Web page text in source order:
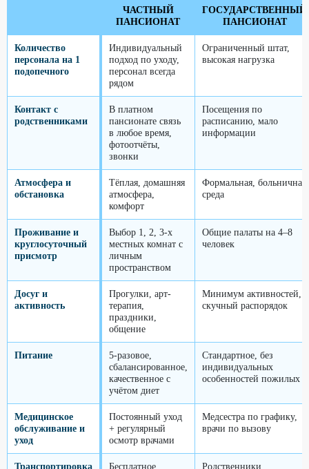
ЧАСТНЫЙ
ПАНСИОНАТ
ГОСУДАРСТВЕННЫЙ
ПАНСИОНАТ
Количество
персонала на 1
подопечного
Индивидуальный
подход по уходу,
персонал всегда
рядом
Ограниченный штат,
высокая нагрузка
Контакт с
родственниками
В платном
пансионате связь
в любое время,
фотоотчёты,
звонки
Посещения по
расписанию, мало
информации
Атмосфера и
обстановка
Тёплая, домашняя
атмосфера,
комфорт
Формальная, больничная
среда
Проживание и
круглосуточный
присмотр
Выбор 1, 2, 3-х
местных комнат с
личным
пространством
Общие палаты на 4–8
человек
Досуг и
активность
Прогулки, арт-
терапия,
праздники,
общение
Минимум активностей,
скучный распорядок
Питание
5-разовое,
сбалансированное,
качественное с
учётом диет
Стандартное, без
индивидуальных
особенностей пожилых
Медицинское
обслуживание и
уход
Постоянный уход
+ регулярный
осмотр врачами
Медсестра по графику,
врачи по вызову
Транспортировка
Бесплатное
Родственники